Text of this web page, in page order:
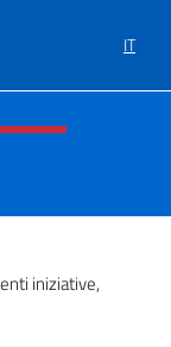
IT
menù
iniziative,